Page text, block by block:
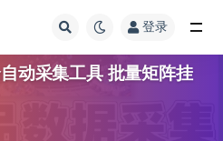
登录
动采集工具 批量矩阵挂